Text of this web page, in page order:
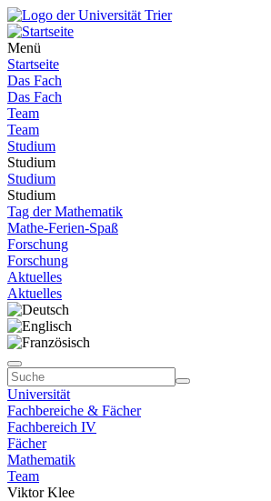
Menü
Startseite
Das Fach
Das Fach
Team
Team
Studium
Studium
Studium
Studium
Tag der Mathematik
Mathe-Ferien-Spaß
Forschung
Forschung
Aktuelles
Aktuelles
Universität
Fachbereiche & Fächer
Fachbereich IV
Fächer
Mathematik
Team
Viktor Klee